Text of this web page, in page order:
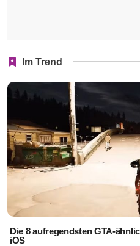
Im Trend
Die 8 aufregendsten GTA-
iOS